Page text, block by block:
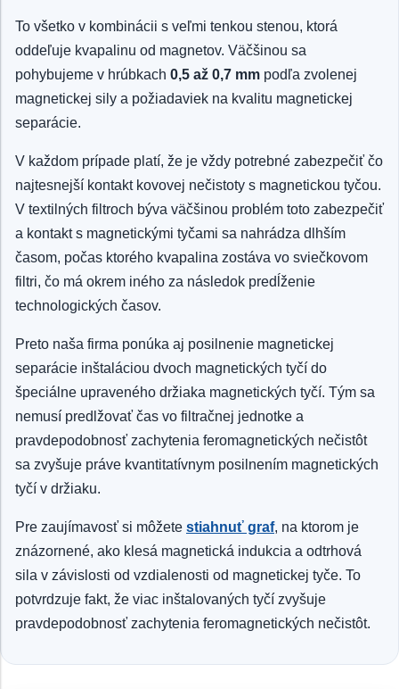
To všetko v kombinácii s veľmi tenkou stenou, ktorá
oddeľuje kvapalinu od magnetov. Väčšinou sa
pohybujeme v hrúbkach 0,5 až 0,7 mm podľa zvolenej
magnetickej sily a požiadaviek na kvalitu magnetickej
separácie.
V každom prípade platí, že je vždy potrebné zabezpečiť čo
najtesnejší kontakt kovovej nečistoty s magnetickou tyčou.
V textilných filtroch býva väčšinou problém toto zabezpečiť
a kontakt s magnetickými tyčami sa nahrádza dlhším
časom, počas ktorého kvapalina zostáva vo sviečkovom
filtri, čo má okrem iného za následok predĺženie
technologických časov.
Preto naša firma ponúka aj posilnenie magnetickej
separácie inštaláciou dvoch magnetických tyčí do
špeciálne upraveného držiaka magnetických tyčí. Tým sa
nemusí predlžovať čas vo filtračnej jednotke a
pravdepodobnosť zachytenia feromagnetických nečistôt
sa zvyšuje práve kvantitatívnym posilnením magnetických
tyčí v držiaku.
Pre zaujímavosť si môžete stiahnuť graf, na ktorom je
znázornené, ako klesá magnetická indukcia a odtrhová
sila v závislosti od vzdialenosti od magnetickej tyče. To
potvrdzuje fakt, že viac inštalovaných tyčí zvyšuje
pravdepodobnosť zachytenia feromagnetických nečistôt.